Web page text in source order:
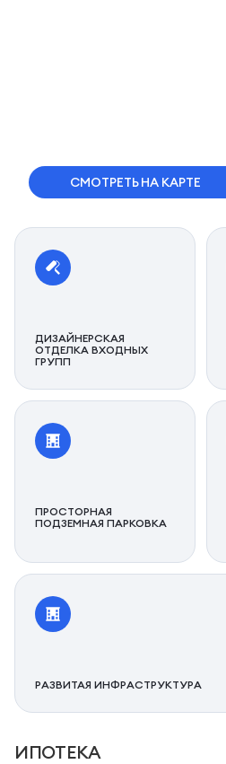
СМОТРЕТЬ НА КАРТЕ
ДИЗАЙНЕРСКАЯ
ОТДЕЛКА ВХОДНЫХ
ГРУПП
ПРОСТОРНАЯ
ПОДЗЕМНАЯ ПАРКОВКА
РАЗВИТАЯ ИНФРАСТРУКТУРА
ИПОТЕКА